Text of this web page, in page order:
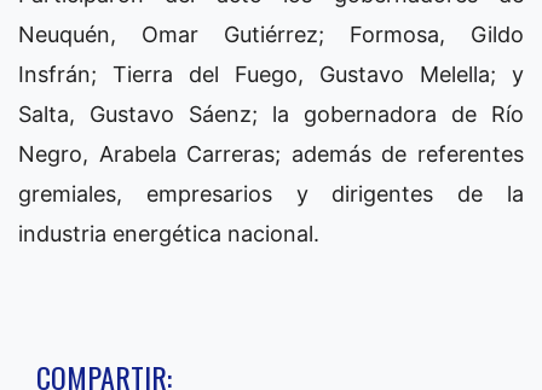
Neuquén, Omar Gutiérrez; Formosa, Gildo
Insfrán; Tierra del Fuego, Gustavo Melella; y
Salta, Gustavo Sáenz; la gobernadora de Río
Negro, Arabela Carreras; además de referentes
gremiales, empresarios y dirigentes de la
industria energética nacional.
COMPARTIR: